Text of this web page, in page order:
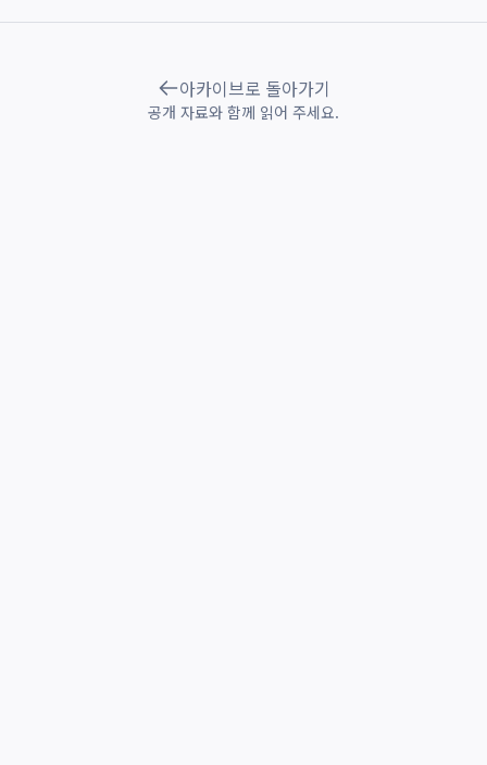
아카이브로 돌아가기
공개 자료와 함께 읽어 주세요.